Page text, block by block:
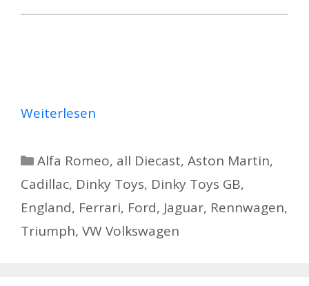
Weiterlesen
Kategorien
Alfa Romeo, all Diecast,Aston Martin,
Cadillac, Dinky Toys, Dinky Toys GB,
England, Ferrari, Ford, Jaguar, Rennwagen,
Triumph, VW Volkswagen